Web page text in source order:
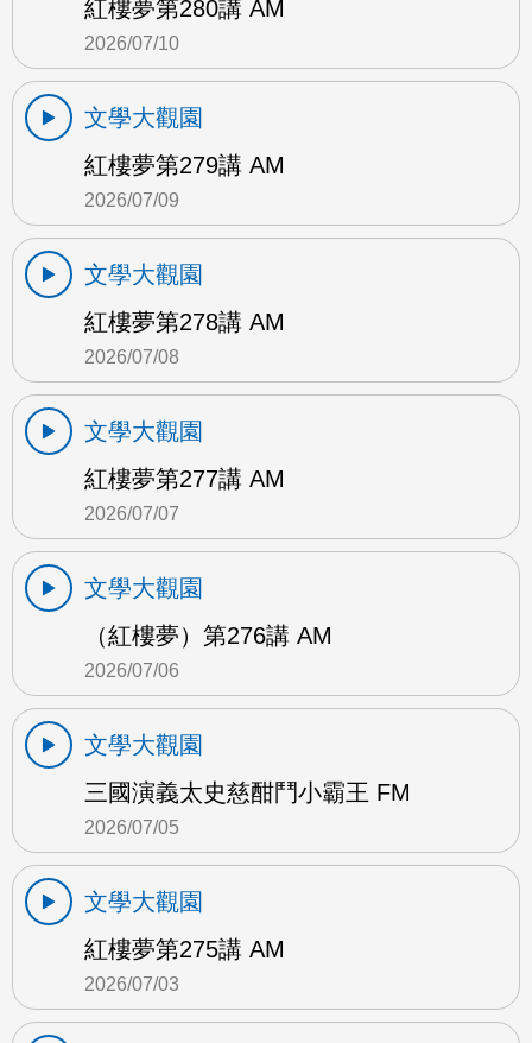
紅樓夢第280講 AM
2026/07/10
文學大觀園
紅樓夢第279講 AM
2026/07/09
文學大觀園
紅樓夢第278講 AM
2026/07/08
文學大觀園
紅樓夢第277講 AM
2026/07/07
文學大觀園
（紅樓夢）第276講 AM
2026/07/06
文學大觀園
三國演義太史慈酣鬥小霸王 FM
2026/07/05
文學大觀園
紅樓夢第275講 AM
2026/07/03